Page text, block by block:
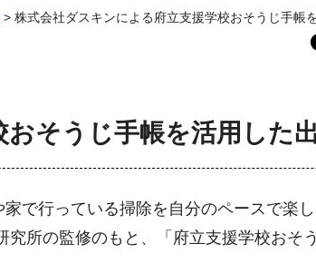
> 株式会社ダスキンによる府立支援学校おそうじ手帳
そうじ手帳を活用した
で行っている掃除を自分のペースで楽
所の監修のもと、「府立支援学校おそ